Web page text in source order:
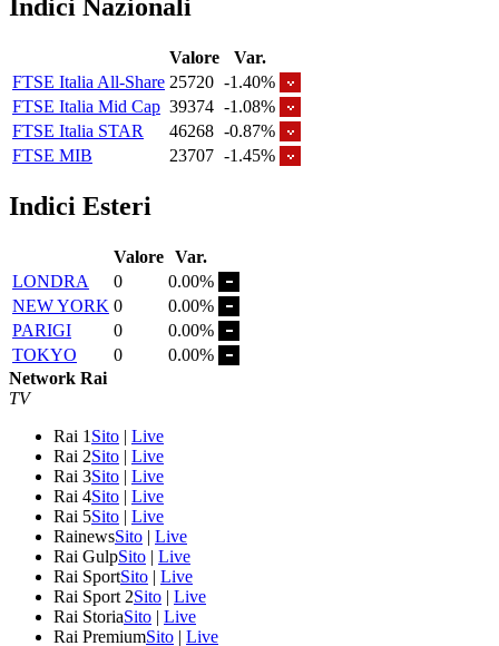
Indici Nazionali
Valore
Var.
FTSE Italia All-Share 25720 -1.40%
FTSE Italia Mid Cap 39374 -1.08%
FTSE Italia STAR
46268 -0.87%
FTSE MIB
23707 -1.45%
Indici Esteri
Valore Var.
LONDRA
0
0.00%
NEW YORK 0
0.00%
PARIGI
0
0.00%
TOKYO
0
0.00%
Network Rai
TV
Rai 1 Sito | Live
Rai 2Sito | Live
Rai 3Sito | Live
Rai 4Sito | Live
Rai 5Sito | Live
RainewsSito | Live
Rai GulpSito | Live
Rai SportSito | Live
Rai Sport 2Sito | Live
Rai StoriaSito | Live
Rai PremiumSito | Live